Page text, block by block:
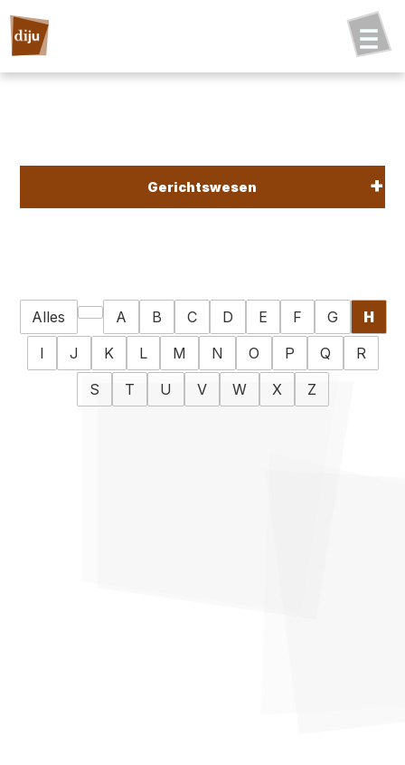
Gerichtswesen
Alles A B C D E F G
H
I
J K L M N O P Q
R
S
T U V W X Z